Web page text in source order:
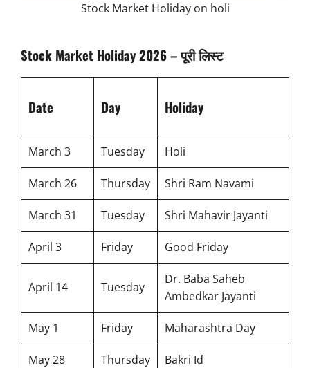
Stock Market Holiday on holi
Stock Market Holiday 2026 – पूरी लिस्ट
Date Day Holiday
March 3 Tuesday Holi
March 26 Thursday Shri Ram Navami
March 31 Tuesday Shri Mahavir Jayanti
April 3 Friday Good Friday
April 14 Tuesday
Dr. Baba Saheb
Ambedkar Jayanti
May 1 Friday Maharashtra Day
May 28 Thursday Bakri Id